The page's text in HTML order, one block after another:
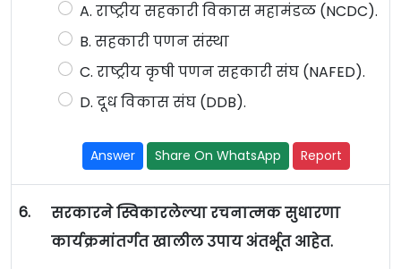
A. राष्ट्रीय सहकारी विकास महामंडळ (NCDC).
B. सहकारी पणन संस्था
C. राष्ट्रीय कृषी पणन सहकारी संघ (NAFED).
D. दूध विकास संघ (DDB).
Answer Share On WhatsApp Report
6.
सरकारने स्विकारलेल्या रचनात्मक सुधारणा
कार्यक्रमांतर्गत खालील उपाय अंतर्भूत आहेत.